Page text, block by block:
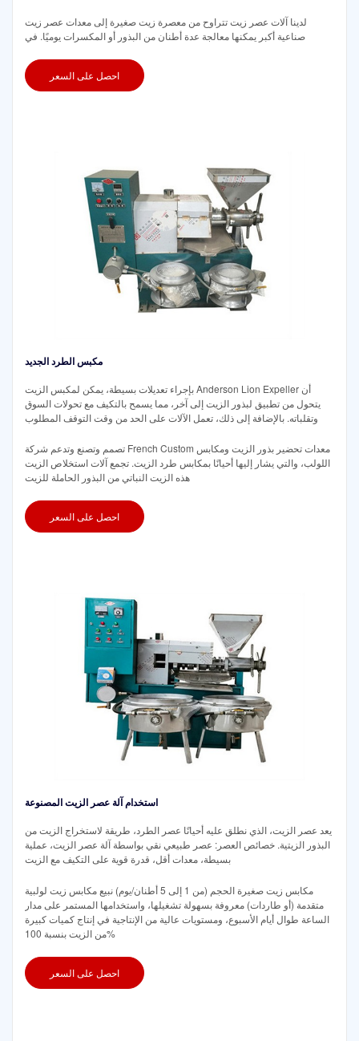
لدينا آلات عصر زيت تتراوح من معصرة زيت صغيرة إلى معدات عصر زيت
صناعية أكبر يمكنها معالجة عدة أطنان من البذور أو المكسرات يوميًا. في
احصل على السعر
مكبس الطرد الجديد
بإجراء تعديلات بسيطة، يمكن لمكبس الزيت Anderson Lion Expeller أن
يتحول من تطبيق لبذور الزيت إلى آخر، مما يسمح بالتكيف مع تحولات السوق
وتقلباته. بالإضافة إلى ذلك، تعمل الآلات على الحد من وقت التوقف المطلوب
تصمم وتصنع وتدعم شركة French Custom معدات تحضير بذور الزيت ومكابس
اللولب، والتي يشار إليها أحيانًا بمكابس طرد الزيت. تجمع آلات استخلاص الزيت
هذه الزيت النباتي من البذور الحاملة للزيت
احصل على السعر
استخدام آلة عصر الزيت المصنوعة
يعد عصر الزيت، الذي نطلق عليه أحيانًا عصر الطرد، طريقة لاستخراج الزيت من
البذور الزيتية. خصائص العصر: عصر طبيعي نقي بواسطة آلة عصر الزيت، عملية
بسيطة، معدات أقل، قدرة قوية على التكيف مع الزيت
مكابس زيت صغيرة الحجم (من 1 إلى 5 أطنان/يوم) نبيع مكابس زيت لولبية
متقدمة (أو طاردات) معروفة بسهولة تشغيلها، واستخدامها المستمر على مدار
الساعة طوال أيام الأسبوع، ومستويات عالية من الإنتاجية في إنتاج كميات كبيرة
من الزيت بنسبة 100%
احصل على السعر